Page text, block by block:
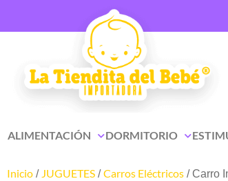
ALIMENTACIÓN DORMITORIO
Inicio / JUGUETES /Carros Eléctricos / Carro